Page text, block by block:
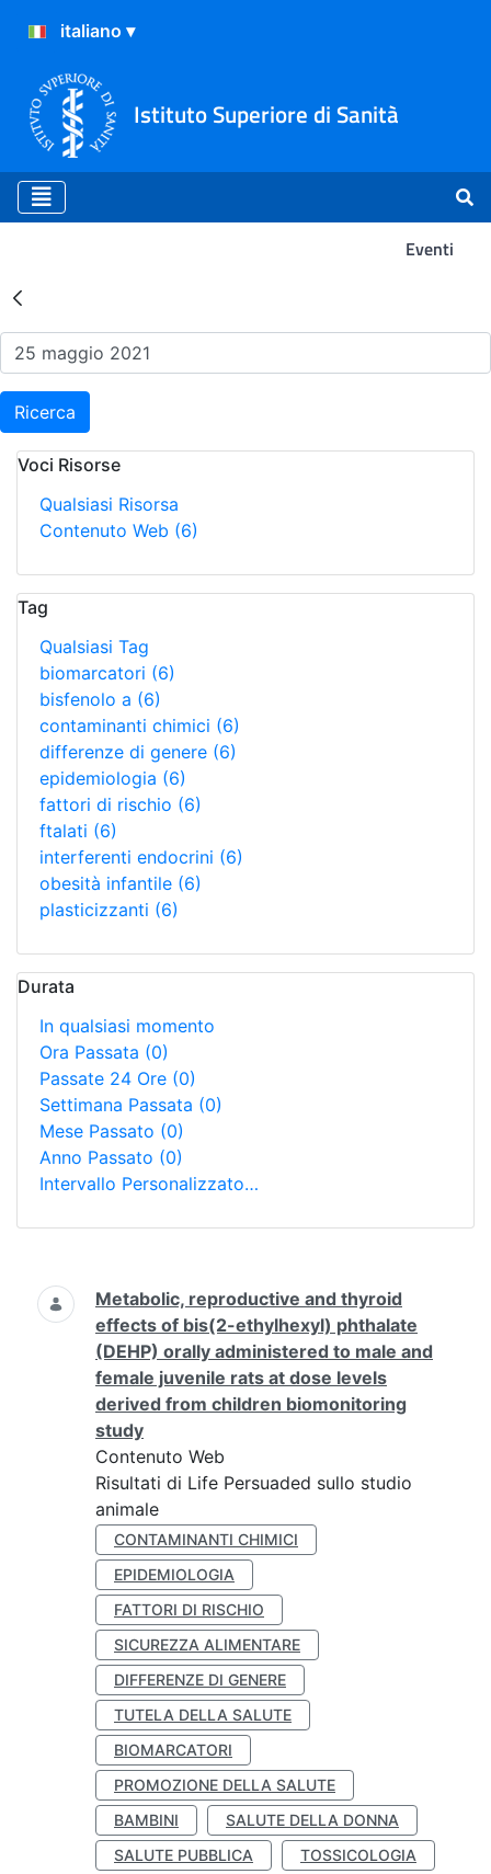
Istituto Superiore di Sanità
Eventi
Risultati della Ricerca -
Ricerca
Voci Risorse
Qualsiasi Risorsa
Contenuto Web (6)
Tag
Qualsiasi Tag
biomarcatori (6)
bisfenolo a (6)
contaminanti chimici (6)
differenze di genere (6)
epidemiologia (6)
fattori di rischio (6)
ftalati (6)
interferenti endocrini (6)
obesità infantile (6)
plasticizzanti (6)
Durata
In qualsiasi momento
Ora Passata (0)
Passate 24 Ore (0)
Settimana Passata (0)
Mese Passato (0)
Anno Passato (0)
Intervallo Personalizzato…
Ricerca
Metabolic, reproductive and thyroid
effects of bis(2-ethylhexyl) phthalate
(DEHP) orally administered to male and
female juvenile rats at dose levels
derived from children biomonitoring
study
Contenuto Web
Risultati di Life Persuaded sullo studio
animale
CONTAMINANTI CHIMICI
EPIDEMIOLOGIA
FATTORI DI RISCHIO
SICUREZZA ALIMENTARE
DIFFERENZE DI GENERE
TUTELA DELLA SALUTE
BIOMARCATORI
PROMOZIONE DELLA SALUTE
BAMBINI
SALUTE DELLA DONNA
SALUTE PUBBLICA
TOSSICOLOGIA